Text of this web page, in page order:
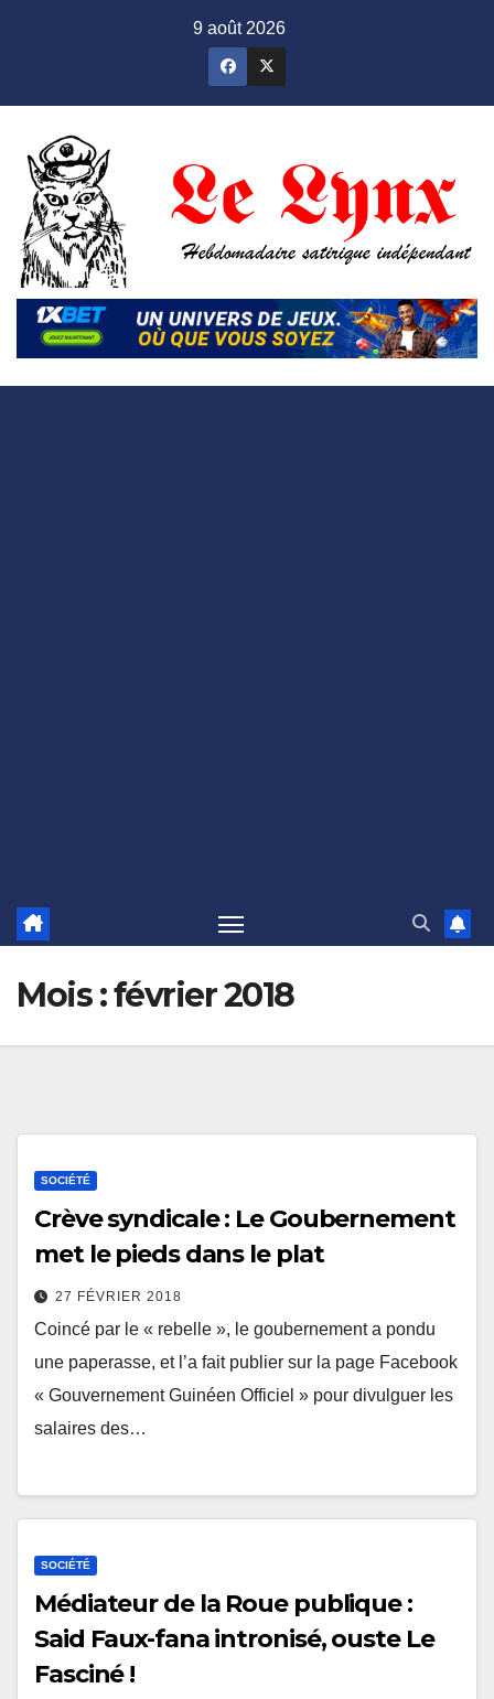
9 août 2026
Mois :février 2018
SOCIÉTÉ
Crève syndicale : Le Goubernement
met le pieds dans le plat
27 FÉVRIER 2018
Coincé par le « rebelle », le goubernement a pondu
une paperasse, et l’a fait publier sur la page Facebook
« Gouvernement Guinéen Officiel » pour divulguer les
salaires des…
SOCIÉTÉ
Médiateur de la Roue publique :
Said Faux-fana intronisé, ouste Le
Fasciné !